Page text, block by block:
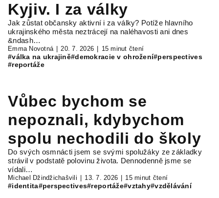
Kyjiv. I za války
Jak zůstat občansky aktivní i za války? Potíže hlavního
ukrajinského města neztrácejí na naléhavosti ani dnes
&ndash…
Emma Novotná 20. 7. 2026 15 minut čtení
#válka na ukrajině#demokracie v ohrožení#perspectives
#reportáže
Vůbec bychom se
nepoznali, kdybychom
spolu nechodili do školy
Do svých osmnácti jsem se svými spolužáky ze základky
strávil v podstatě polovinu života. Dennodenně jsme se
vídali…
Michael Džindžichašvili 13. 7. 2026 15 minut čtení
#identita#perspectives#reportáže#vztahy#vzdělávání